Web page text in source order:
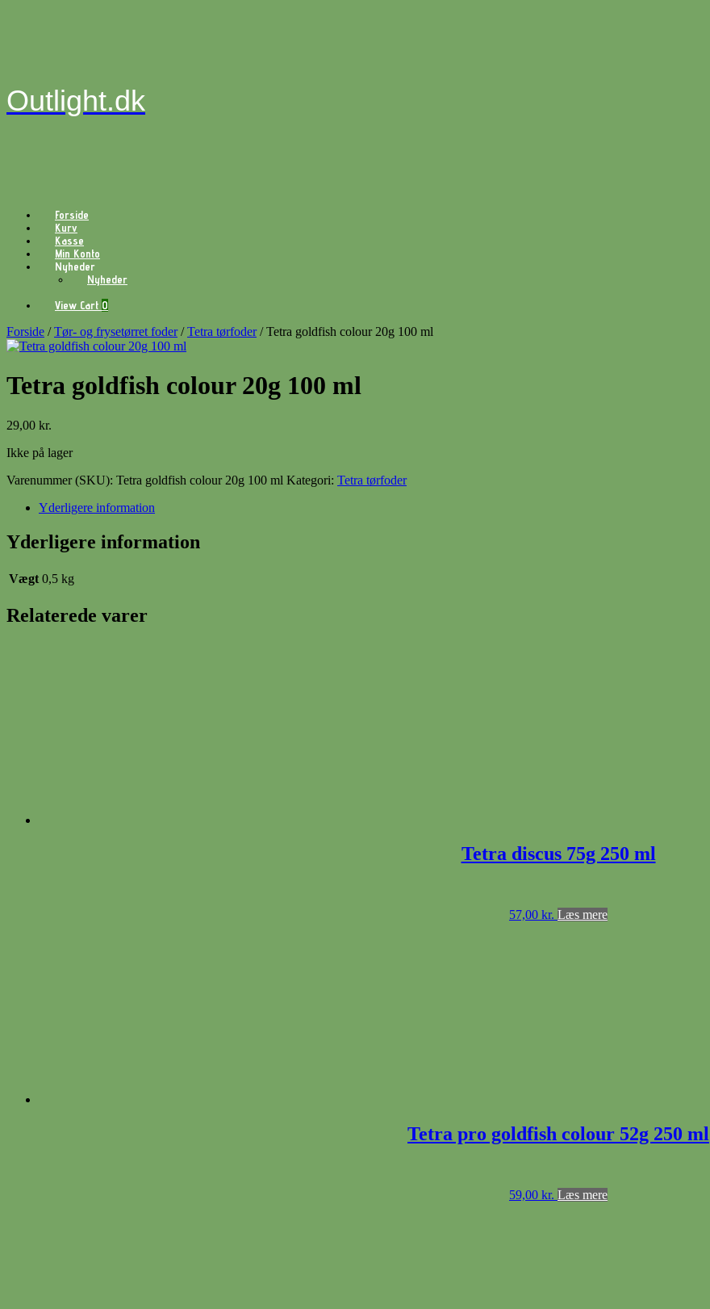
Outlight.dk
Forside
Kurv
Kasse
Min Konto
Nyheder
Nyheder
View
cart
View Cart 0
Forside /Tør- og frysetørret foder/Tetra tørfoder/ Tetra goldfish colour 20g 100 ml
Tetra goldfish colour 20g 100 ml
29,00 kr.
Ikke på lager
Varenummer (SKU): Tetra goldfish colour 20g 100 ml Kategori: Tetra tørfoder
Yderligere information
Yderligere information
Vægt 0,5 kg
Relaterede varer
Tetra discus 75g 250 ml
57,00 kr. Læs mere
Tetra pro goldfish colour 52g 250 ml
59,00 kr. Læs mere